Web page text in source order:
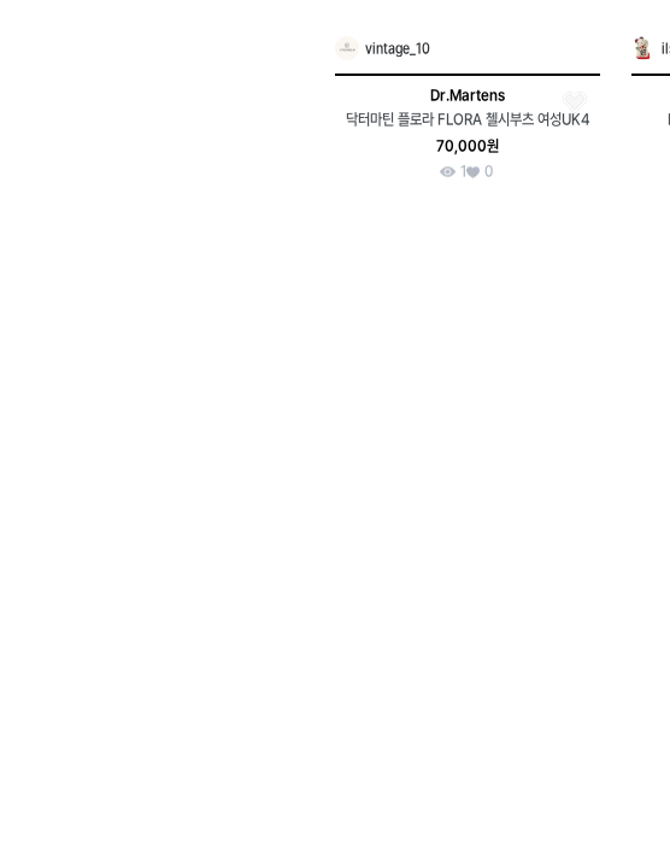
vintage_10
Dr.Martens
닥터마틴 플로라 FLORA 첼시부츠 여성UK4
70,000원
1
0